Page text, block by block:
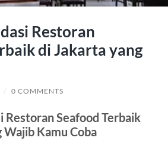
Restoran
di Jakarta yang
/ 0 COMMENTS
Restoran Seafood Terbaik
Wajib Kamu Coba